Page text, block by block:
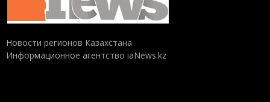
Новости регионов Казахстана
Информационное агентство iaNews.kz